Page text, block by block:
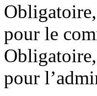
Obligatoire,
pour le
Obligatoire,
pour